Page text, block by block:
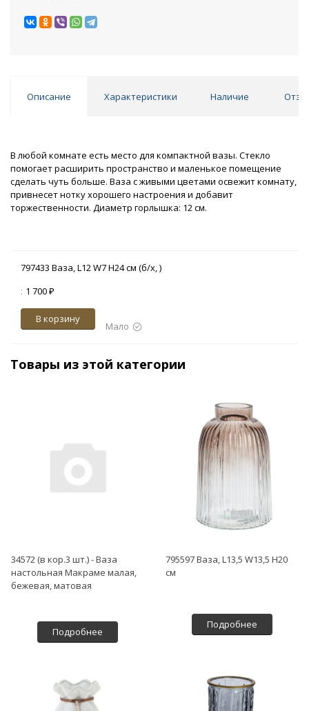
Описание Характеристики Наличие
В любой комнате есть место для компактной вазы. Стекло
помогает расширить пространство и маленькое помещение
сделать чуть больше. Ваза с живыми цветами освежит комнату,
привнесет нотку хорошего настроения и добавит
торжественности. Диаметр горлышка: 12 см.
797433 Ваза, L12 W7 H24 см (б/х, )
: 1 700 ₽
В корзину
Мало
Товары из этой категории
34572 (в кор.3 шт.) - Ваза
настольная Макраме малая,
бежевая, матовая
Подробнее
795597 Ваза, L13,5 W13,5 H20
см
Подробнее